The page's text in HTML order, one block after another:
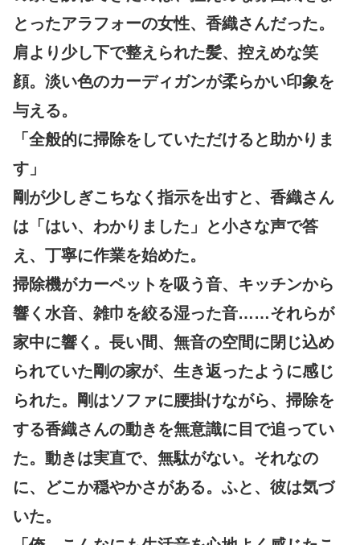
とったアラフォーの女性、香織さんだった。
肩より少し下で整えられた髪、控えめな笑
顔。淡い色のカーディガンが柔らかい印象を
与える。
「全般的に掃除をしていただけると助かりま
す」
剛が少しぎこちなく指示を出すと、香織さん
は「はい、わかりました」と小さな声で答
え、丁寧に作業を始めた。
掃除機がカーペットを吸う音、キッチンから
響く水音、雑巾を絞る湿った音……それらが
家中に響く。長い間、無音の空間に閉じ込め
られていた剛の家が、生き返ったように感じ
られた。剛はソファに腰掛けながら、掃除を
する香織さんの動きを無意識に目で追ってい
た。動きは実直で、無駄がない。それなの
に、どこか穏やかさがある。ふと、彼は気づ
いた。